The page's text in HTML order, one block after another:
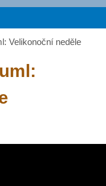
Velikonoční neděle